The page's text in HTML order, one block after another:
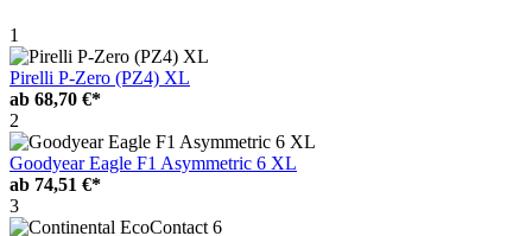
1
Pirelli P-Zero (PZ4) XL
ab 68,70 €*
2
Goodyear Eagle F1 Asymmetric 6 XL
ab 74,51 €*
3